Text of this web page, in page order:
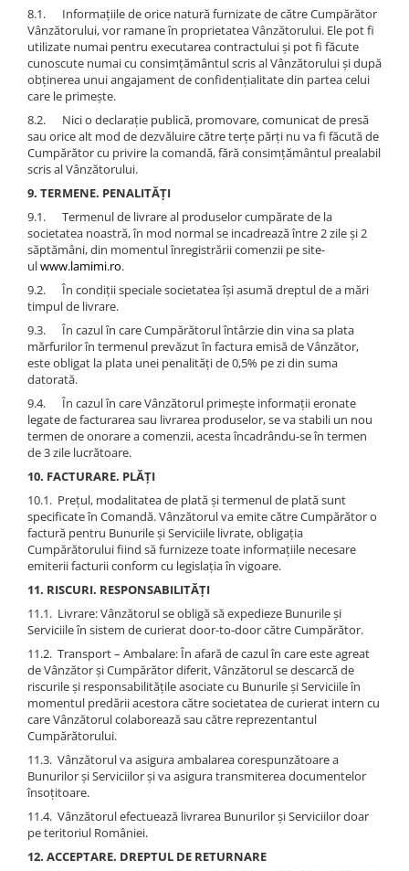
8.1. Informațiile de orice natură furnizate de către Cumpărător
Vânzătorului, vor ramane în proprietatea Vânzătorului. Ele pot fi
utilizate numai pentru executarea contractului și pot fi făcute
cunoscute numai cu consimțământul scris al Vânzătorului și după
obținerea unui angajament de confidențialitate din partea celui
care le primește.
8.2. Nici o declarație publică, promovare, comunicat de presă
sau orice alt mod de dezvăluire către terțe părți nu va fi făcută de
Cumpărător cu privire la comandă, fără consimțământul prealabil
scris al Vânzătorului.
9. TERMENE. PENALITĂȚI
9.1. Termenul de livrare al produselor cumpărate de la
societatea noastră, în mod normal se incadrează între 2 zile și 2
săptămâni, din momentul înregistrării comenzii pe site-
ulwww.lamimi.ro.
9.2. În condiții speciale societatea își asumă dreptul de a mări
timpul de livrare.
9.3. În cazul în care Cumpărătorul întârzie din vina sa plata
mărfurilor în termenul prevăzut în factura emisă de Vânzător,
este obligat la plata unei penalități de 0,5% pe zi din suma
datorată.
9.4. În cazul în care Vânzătorul primește informații eronate
legate de facturarea sau livrarea produselor, se va stabili un nou
termen de onorare a comenzii, acesta încadrându-se în termen
de 3 zile lucrătoare.
10. FACTURARE. PLĂȚI
10.1. Prețul, modalitatea de plată și termenul de plată sunt
specificate în Comandă. Vânzătorul va emite către Cumpărător o
factură pentru Bunurile și Serviciile livrate, obligația
Cumpărătorului fiind să furnizeze toate informațiile necesare
emiterii facturii conform cu legislația în vigoare.
11. RISCURI. RESPONSABILITĂȚI
11.1. Livrare: Vânzătorul se obligă să expedieze Bunurile și
Serviciile în sistem de curierat door-to-door către Cumpărător.
11.2. Transport – Ambalare: În afară de cazul în care este agreat
de Vânzător și Cumpărător diferit, Vânzătorul se descarcă de
riscurile și responsabilitățile asociate cu Bunurile și Serviciile în
momentul predării acestora către societatea de curierat intern cu
care Vânzătorul colaborează sau către reprezentantul
Cumpărătorului.
11.3. Vânzătorul va asigura ambalarea corespunzătoare a
Bunurilor și Serviciilor și va asigura transmiterea documentelor
însoțitoare.
11.4. Vânzătorul efectuează livrarea Bunurilor și Serviciilor doar
pe teritoriul României.
12. ACCEPTARE. DREPTUL DE RETURNARE